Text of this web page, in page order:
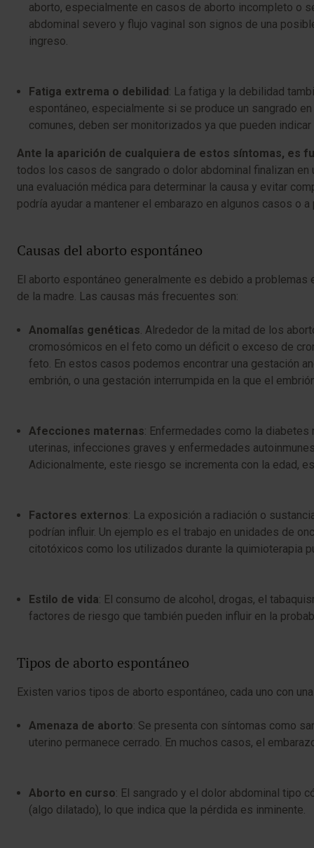
aborto, especialmente en casos de aborto incompleto o
abdominal severo y flujo vaginal son signos de una
ingreso.
Fatiga extrema o debilidad : La fatiga y la debilidad
espontáneo, especialmente si se produce un sangrado
comunes, deben ser monitorizados ya que pueden
Ante la aparición de cualquiera de estos síntomas, es
todos los casos de sangrado o dolor abdominal finalizan
una evaluación médica para determinar la causa y evitar
podría ayudar a mantener el embarazo en algunos casos o
Causas del aborto espontáneo
El aborto espontáneo generalmente es debido a
de la madre. Las causas más frecuentes son:
Anomalías genéticas. Alrededor de la mitad de los
cromosómicos en el feto como un déficit o exceso de
feto. En estos casos podemos encontrar una gestación
embrión, o una gestación interrumpida en la que el
Afecciones maternas: Enfermedades como la diabetes
uterinas, infecciones graves y enfermedades
Adicionalmente, este riesgo se incrementa con la edad,
Factores externos: La exposición a radiación o
podrían influir. Un ejemplo es el trabajo en unidades de
citotóxicos como los utilizados durante la quimioterapia
Estilo de vida: El consumo de alcohol, drogas, el
factores de riesgo que también pueden influir en la
Tipos de aborto espontáneo
Existen varios tipos de aborto espontáneo, cada uno con
Amenaza de aborto: Se presenta con síntomas como
uterino permanece cerrado. En muchos casos, el
Aborto en curso: El sangrado y el dolor abdominal tipo
(algo dilatado), lo que indica que la pérdida es inminente.